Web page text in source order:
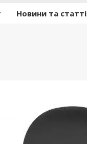
Новини та статті